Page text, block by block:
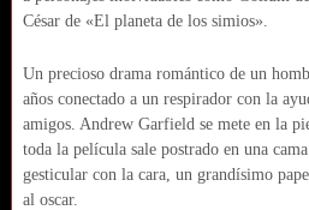
César de «El planeta de los simios».
Un precioso drama romántico de un
años conectado a un respirador con la
amigos. Andrew Garfield se mete en la
toda la película sale postrado en una
gesticular con la cara, un grandísimo
al oscar.